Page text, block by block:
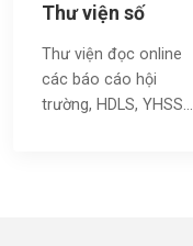
Thư viện số
Thư viện đọc online
các báo cáo hội
trường, HDLS, YHSS…